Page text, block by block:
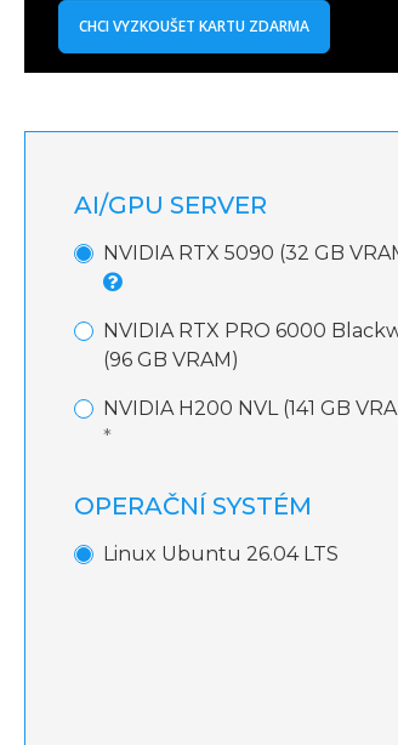
CHCI VYZKOUŠET KARTU ZDARMA
AI/GPU SERVER
NVIDIA RTX 5090 (32 GB
NVIDIA RTX PRO 6000
(96 GB VRAM)
NVIDIA H200 NVL (141 GB
*
OPERAČNÍ SYSTÉM
Linux Ubuntu 26.04 LTS